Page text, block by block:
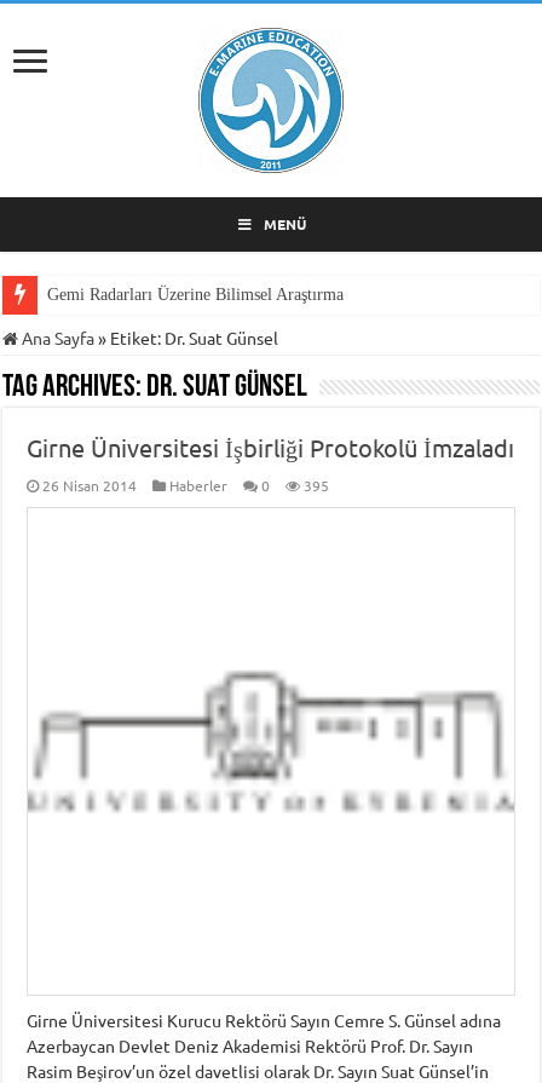
MENÜ
Gemi Radarları Üzerine Bilimsel Araştırma
Ana Sayfa» Etiket: Dr. Suat Günsel
Tag Archives: Dr. Suat Günsel
Girne Üniversitesi İşbirliği Protokolü İmzaladı
26 Nisan 2014 Haberler 0 395
Girne Üniversitesi Kurucu Rektörü Sayın Cemre S. Günsel adına
Azerbaycan Devlet Deniz Akademisi Rektörü Prof. Dr. Sayın
Rasim Beşirov’un özel davetlisi olarak Dr. Sayın Suat Günsel’in